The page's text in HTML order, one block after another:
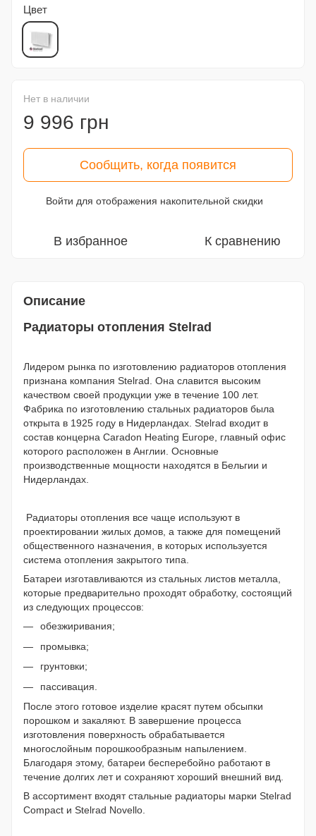
Цвет
Нет в наличии
9 996 грн
Сообщить, когда появится
Войти для отображения накопительной скидки
В избранное К сравнению
Описание
Радиаторы отопления Stelrad
Лидером рынка по изготовлению радиаторов отопления
признана компания Stelrad. Она славится высоким
качеством своей продукции уже в течение 100 лет.
Фабрика по изготовлению стальных радиаторов была
открыта в 1925 году в Нидерландах. Stelrad входит в
состав концерна Caradon Heating Europe, главный офис
которого расположен в Англии. Основные
производственные мощности находятся в Бельгии и
Нидерландах.
Радиаторы отопления все чаще используют в
проектировании жилых домов, а также для помещений
общественного назначения, в которых используется
система отопления закрытого типа.
Батареи изготавливаются из стальных листов металла,
которые предварительно проходят обработку, состоящий
из следующих процессов:
обезжиривания;
промывка;
грунтовки;
пассивация.
После этого готовое изделие красят путем обсыпки
порошком и закаляют. В завершение процесса
изготовления поверхность обрабатывается
многослойным порошкообразным напылением.
Благодаря этому, батареи бесперебойно работают в
течение долгих лет и сохраняют хороший внешний вид.
В ассортимент входят стальные радиаторы марки Stelrad
Compact и Stelrad Novello.